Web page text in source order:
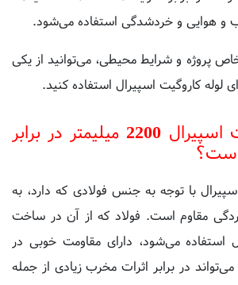
خاص پروژه و شرایط محیطی، می‌توانید از یکی
لوله کاروگیت اسپیرال استفاده کنید.
با توجه به جنس فولادی که دارد، به
مقاوم است. فولاد که از آن در ساخت
استفاده می‌شود، دارای مقاومت خوبی در
در برابر اثرات مخرب زیادی از جمله
با این حال، برای افزایش مقاومت لوله